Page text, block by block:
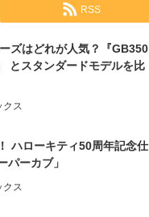
RSS
ズはどれが人気？『GB350
とスタンダードモデルを比
クス
ハローキティ50周年記念仕
パーカブ」
クス